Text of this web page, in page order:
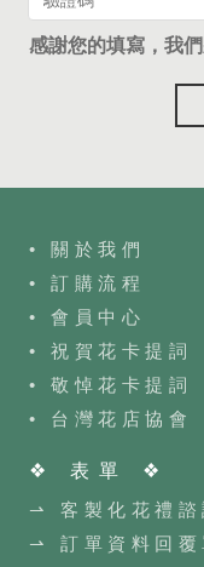
感謝您的填寫，我
• 關於我們
• 訂購流程
• 會員中心
• 祝賀花卡提詞
• 敬悼花卡提詞
• 台灣花店協會
❖ 表單 ❖
⇀ 客製化花禮諮
⇀ 訂單資料回覆